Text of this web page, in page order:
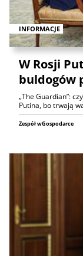
INFORMACJE
W Rosji
buldogów
„The Guardian”:
Putina, bo trwają
Zespół wGospodarce